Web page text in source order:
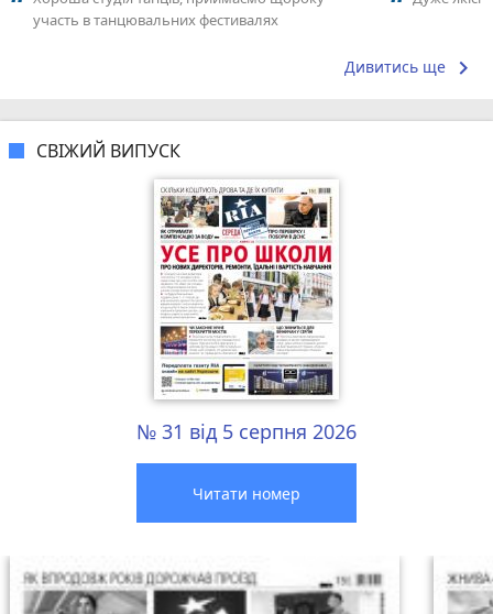
участь в танцювальних фестивалях
Дивитись ще keyboard_arrow_right
СВІЖИЙ ВИПУСК
№ 31 від 5 серпня 2026
Читати номер